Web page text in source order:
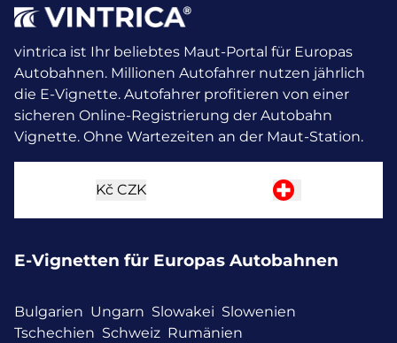
vintrica ist Ihr beliebtes Maut-Portal für Europas
Autobahnen. Millionen Autofahrer nutzen jährlich
die E-Vignette. Autofahrer profitieren von einer
sicheren Online-Registrierung der Autobahn
Vignette. Ohne Wartezeiten an der Maut-Station.
Kč CZK
E-Vignetten für Europas Autobahnen
Bulgarien Ungarn Slowakei Slowenien
Tschechien Schweiz Rumänien